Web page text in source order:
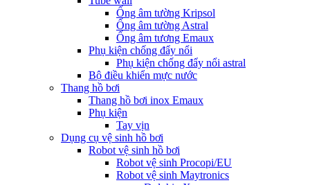
Ống âm tường Kripsol
Ống âm tường Astral
Ống âm tương Emaux
Phụ kiện chống đẩy nổi
Phụ kiện chống đẩy nổi astral
Bộ điều khiển mực nước
Thang hồ bơi
Thang hồ bơi inox Emaux
Phụ kiện
Tay vịn
Dụng cụ vệ sinh hồ bơi
Robot vệ sinh hồ bơi
Robot vệ sinh Procopi/EU
Robot vệ sinh Maytronics